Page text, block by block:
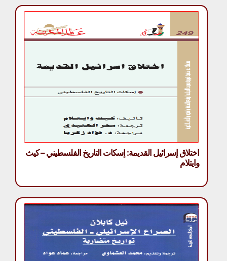
اختلاق إسرائيل القديمة: إسكات التاريخ الفلسطيني – كيث
وايتلام